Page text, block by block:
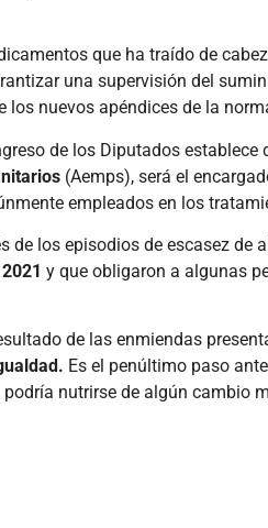
que ha traído de
una supervisión del
los nuevos apéndices de la
de los Diputados
(Aemps), será el
empleados en los
de los episodios de escasez de
2021 y que obligaron a algunas
de las enmiendas
Es el penúltimo paso
nutrirse de algún cambio